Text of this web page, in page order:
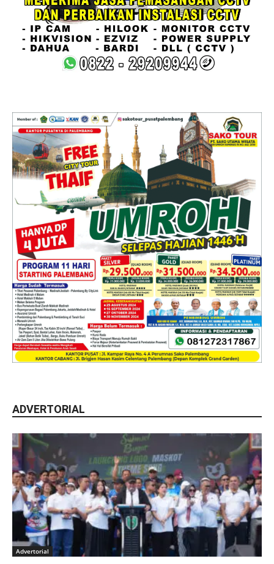
ADVERTORIAL
Advertorial